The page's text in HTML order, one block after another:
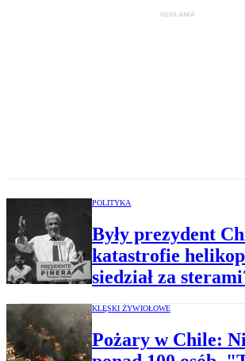
POLITYKA
Były prezydent
katastrofie
siedział za
KLĘSKI ŻYWIOŁOWE
Pożary w Chile: